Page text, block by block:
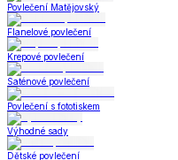
Povlečení Matějovský
Flanelové povlečení
Krepové povlečení
Saténové povlečení
Povlečení s fototiskem
Výhodné sady
Dětské povlečení